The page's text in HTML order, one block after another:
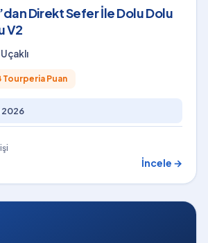
Direkt Sefer İle Dolu Dolu
V2
Uçaklı
Tourperia Puan
2026
İncele →